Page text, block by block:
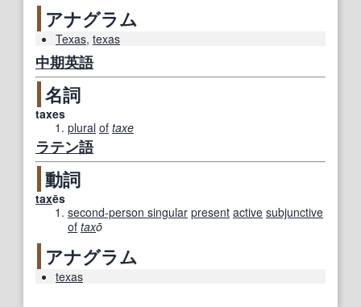
アナグラム
Texas, texas
中期英語
名詞
taxes
plural of taxe
ラテン語
動詞
taxēs
second-person singular present active subjunctive
of taxō
アナグラム
texas